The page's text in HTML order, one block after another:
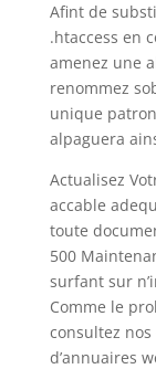
Afint de
.htaccess en
amenez une
renommez
unique
alpaguera
Actualisez
accable
toute
500
surfant sur
Comme le
consultez
d’annuaires